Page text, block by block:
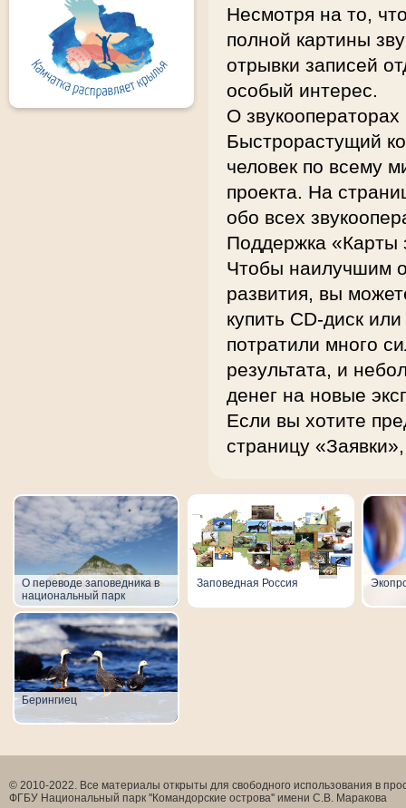
Несмотря на то,
полной картины
отрывки записей
особый интерес.
О звукооператорах
Быстрорастущий
человек по всему
проекта. На
обо всех
Поддержка «Карты
Чтобы наилучшим
развития, вы
купить CD-диск
потратили много
результата, и
денег на новые
Если вы хотите
страницу
О переводе заповедника в
национальный парк
Заповедная Россия
Берингиец
© 2010-2022. Все материалы открыты для свободного использования в
ФГБУ Национальный парк ''Командорские острова'' имени С.В. Маракова